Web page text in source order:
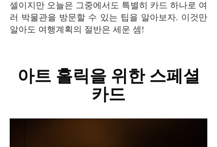
셀이지만 오늘은 그중에서도 특별히 카드 하나로 여
러 박물관을 방문할 수 있는 팁을 알아보자. 이것만
알아도 여행계획의 절반은 세운 셈!
아트 홀릭을 위한 스페셜
카드